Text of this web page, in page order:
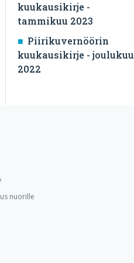
kuukausikirje -
tammikuu 2023
Piirikuvernöörin
kuukausikirje - joulukuu
2022
nuorille